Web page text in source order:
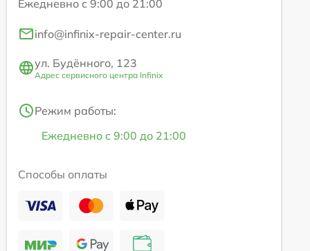
Ежедневно с 9:00 до 21:00
info@infinix-repair-center.ru
ул. Будённого, 123
Адрес сервисного центра Infinix
Режим работы:
Ежедневно с 9:00 до 21:00
Способы оплаты